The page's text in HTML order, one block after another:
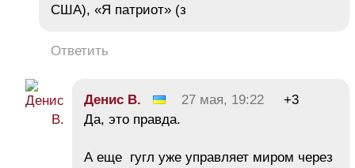
США), «Я патриот» (з
Ответить
Денис В. 27 мая, 19:22
+3
Да, это правда.
А еще гугл уже управляет миром через